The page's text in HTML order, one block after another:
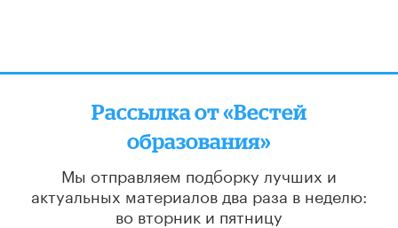
Рассылка от «Вестей
образования»
Мы отправляем подборку лучших и
актуальных материалов два раза в неделю:
во вторник и пятницу